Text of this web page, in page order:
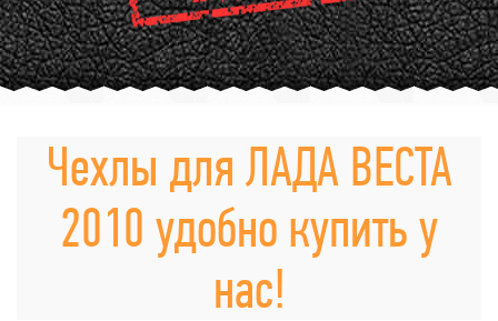
Чехлы для ЛАДА ВЕСТА
2010 удобно купить у
нас!